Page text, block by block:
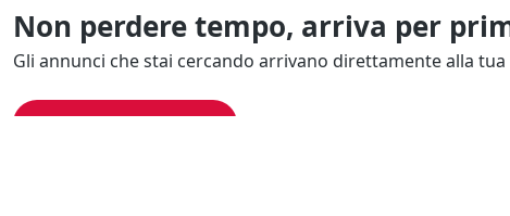
Non perdere tempo, arriva per
Gli annunci che stai cercando arrivano direttamente alla tua
Resta Aggiornato